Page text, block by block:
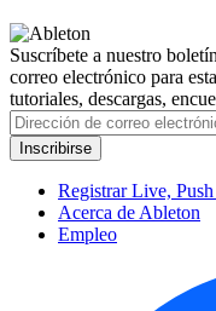
Suscríbete a nuestro
correo electrónico para
tutoriales, descargas,
Registrar Live,
Acerca de Ableton
Empleo